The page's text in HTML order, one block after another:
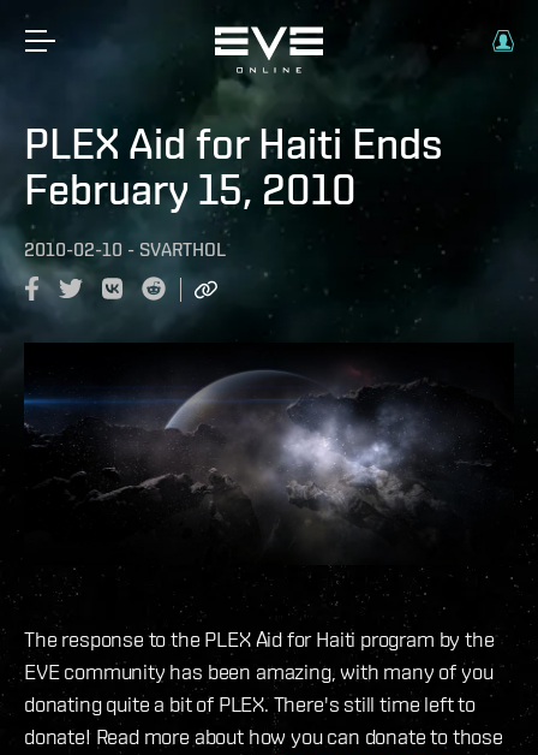
PLEX Aid for Haiti Ends
February 15, 2010
2010-02-10 - SVARTHOL
The response to the PLEX Aid for Haiti program by the
EVE community has been amazing, with many of you
donating quite a bit of PLEX. There's still time left to
donate! Read more about how you can donate to those